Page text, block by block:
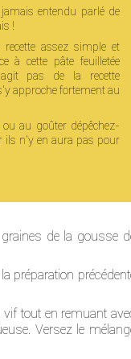
entendu parlé de
!
assez simple et
à cette pâte feuilletée
pas de la recette
approche fortement au
au goûter dépêchez-
ils n'y en aura pas pour
de la gousse
préparation
tout en remuant
Versez le